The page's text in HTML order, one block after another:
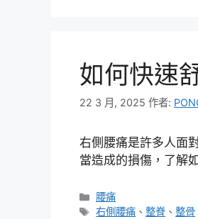
如何快速
22 3 月, 2025 作者:
右側腰痛是許多人面
當造成的損傷，了解
分
類
腰痛
標
右側腰痛 、整脊 、整骨